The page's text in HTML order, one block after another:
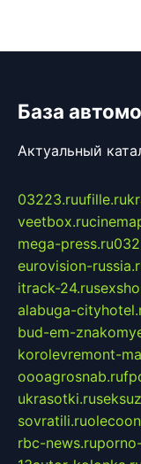
База
Актуальный
03223.ruufille.ru
veetbox.ru
mega-press.ru
eurovision-
itrack-24.ru
alabuga-
bud-em-
korolevremont-
oooagrosnab.ru
ukrasotki.ru
sovratili.ru
rbc-news.ru